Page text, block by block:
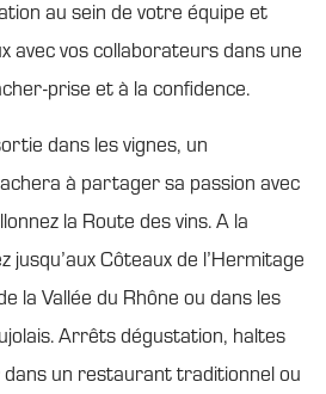
au sein de votre équipe et
avec vos collaborateurs dans une
prise et à la confidence.
dans les vignes, un
à partager sa passion avec
la Route des vins. A la
jusqu’aux Côteaux de l’Hermitage
la Vallée du Rhône ou dans les
Arrêts dégustation, haltes
un restaurant traditionnel ou